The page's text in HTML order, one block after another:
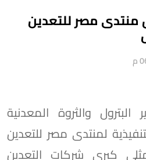
منتدى مصر للتعدين
والثروة المعدنية
لمنتدى مصر للتعدين
ممثلي كبرى شركات التعدين